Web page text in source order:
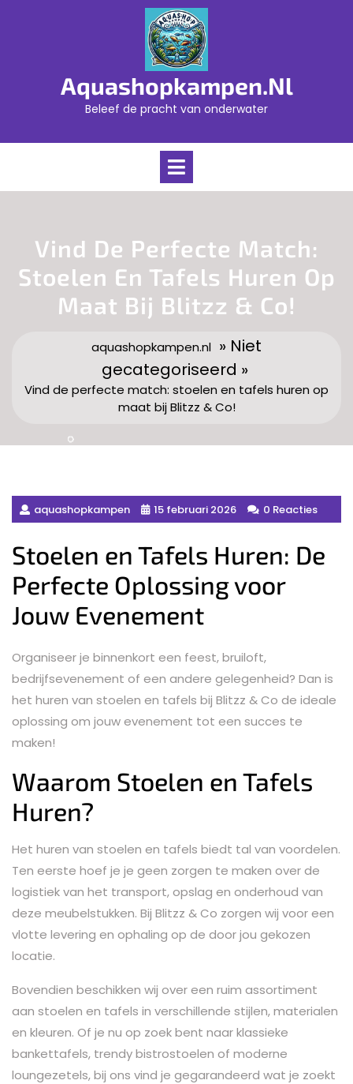
Aquashopkampen.nl
Beleef de pracht van onderwater
Open
Vind De Perfecte Match:
Stoelen En Tafels Huren Op
Maat Bij Blitzz & Co!
aquashopkampen.nl » Niet
gecategoriseerd »
Vind de perfecte match: stoelen en tafels huren op
maat bij Blitzz & Co!
aquashopkampen 15 februari 2026 0 Reacties
Stoelen en Tafels Huren: De
Perfecte Oplossing voor
Jouw Evenement
Organiseer je binnenkort een feest, bruiloft,
bedrijfsevenement of een andere gelegenheid? Dan is
het huren van stoelen en tafels bij Blitzz & Co de ideale
oplossing om jouw evenement tot een succes te
maken!
Waarom Stoelen en Tafels
Huren?
Het huren van stoelen en tafels biedt tal van voordelen.
Ten eerste hoef je je geen zorgen te maken over de
logistiek van het transport, opslag en onderhoud van
deze meubelstukken. Bij Blitzz & Co zorgen wij voor een
vlotte levering en ophaling op de door jou gekozen
locatie.
Bovendien beschikken wij over een ruim assortiment
aan stoelen en tafels in verschillende stijlen, materialen
en kleuren. Of je nu op zoek bent naar klassieke
bankettafels, trendy bistrostoelen of moderne
loungezetels, bij ons vind je gegarandeerd wat je zoekt